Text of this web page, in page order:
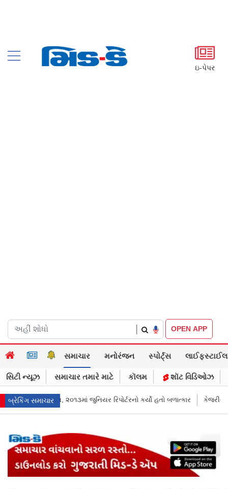
ઇ-પેપર
OPEN APP
સમાચાર મનોરંજન સ્પોર્ટ્સ લાઈફસ્ટાઈલ
સિટી ન્યૂઝ સમાચાર તમારે માટે કૉલમ શૉટ વિડિઓઝ
બ્રેકિંગ સમાચાર
કર્યો હતો બળાત્કાર કેજરીવાલનું ઇન્સ્ટાગ્રામ એકાઉન્ટ ભારતમાં